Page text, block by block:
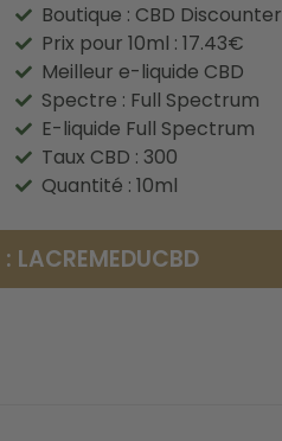
Boutique : CBD Discounter
Prix pour 10ml : 17.43€
Meilleur e-liquide CBD
Spectre : Full Spectrum
E-liquide Full Spectrum
Taux CBD : 300
Quantité : 10ml